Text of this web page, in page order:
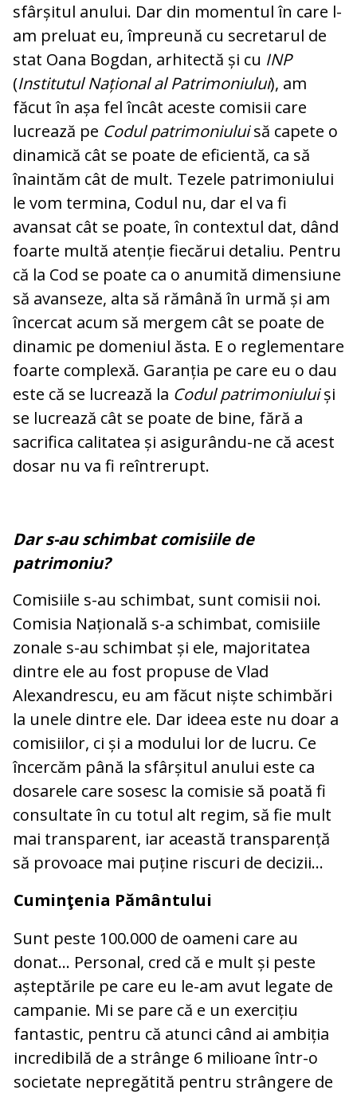
sfârșitul anului. Dar din momentul în care l-
am preluat eu, împreună cu secretarul de
stat Oana Bogdan, arhitectă și cu INP
(Institutul Național al Patrimoniului), am
făcut în așa fel încât aceste comisii care
lucrează pe Codul patrimoniuluisă capete o
dinamică cât se poate de eficientă, ca să
înaintăm cât de mult. Tezele patrimoniului
le vom termina, Codul nu, dar el va fi
avansat cât se poate, în contextul dat, dând
foarte multă atenție fiecărui detaliu. Pentru
că la Cod se poate ca o anumită dimensiune
să avanseze, alta să rămână în urmă și am
încercat acum să mergem cât se poate de
dinamic pe domeniul ăsta. E o reglementare
foarte complexă. Garanția pe care eu o dau
este că se lucrează la Codul patrimoniuluiși
se lucrează cât se poate de bine, fără a
sacrifica calitatea și asigurându-ne că acest
dosar nu va fi reîntrerupt.
Dar s-au schimbat comisiile de
patrimoniu?
Comisiile s-au schimbat, sunt comisii noi.
Comisia Națională s-a schimbat, comisiile
zonale s-au schimbat și ele, majoritatea
dintre ele au fost propuse de Vlad
Alexandrescu, eu am făcut niște schimbări
la unele dintre ele. Dar ideea este nu doar a
comisiilor, ci și a modului lor de lucru. Ce
încercăm până la sfârșitul anului este ca
dosarele care sosesc la comisie să poată fi
consultate în cu totul alt regim, să fie mult
mai transparent, iar această transparență
să provoace mai puține riscuri de decizii...
Cuminţenia Pământului
Sunt peste 100.000 de oameni care au
donat... Personal, cred că e mult și peste
așteptările pe care eu le-am avut legate de
campanie. Mi se pare că e un exercițiu
fantastic, pentru că atunci când ai ambiția
incredibilă de a strânge 6 milioane într-o
societate nepregătită pentru strângere de